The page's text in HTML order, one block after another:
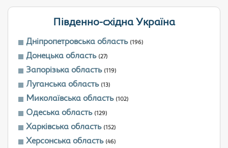
Південно-східна Україна
Дніпропетровська область (196)
Донецька область (27)
Запорізька область (119)
Луганська область (13)
Миколаївська область (102)
Одеська область (129)
Харківська область (152)
Херсонська область (46)